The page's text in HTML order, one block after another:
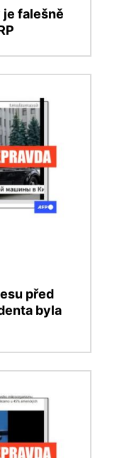
falešně
před
byla